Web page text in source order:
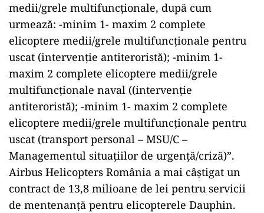
medii/grele multifuncționale, după cum
urmează: -minim 1- maxim 2 complete
elicoptere medii/grele multifuncționale pentru
uscat (intervenție antiteroristă); -minim 1-
maxim 2 complete elicoptere medii/grele
multifuncționale naval ((intervenție
antiteroristă); -minim 1- maxim 2 complete
elicoptere medii/grele multifuncționale pentru
uscat (transport personal – MSU/C –
Managementul situațiilor de urgență/criză)”.
Airbus Helicopters România a mai câștigat un
contract de 13,8 milioane de lei pentru servicii
de mentenanță pentru elicopterele Dauphin.